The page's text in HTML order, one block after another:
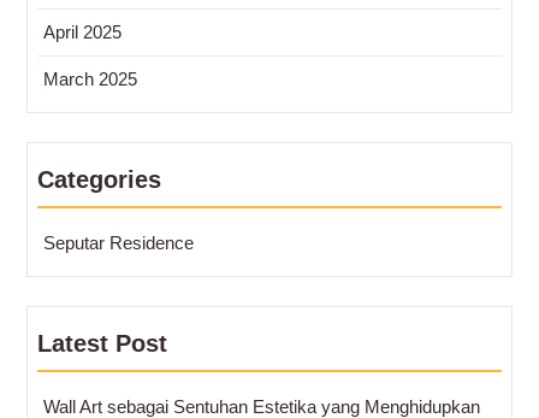
April 2025
March 2025
Categories
Seputar Residence
Latest Post
Wall Art sebagai Sentuhan Estetika yang Menghidupkan